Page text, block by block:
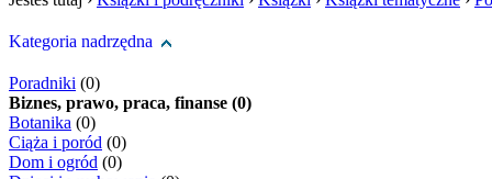
Kategoria nadrzędna
Poradniki (0)
Biznes, prawo, praca, finanse (0)
Botanika (0)
Ciąża i poród (0)
Dom i ogród (0)